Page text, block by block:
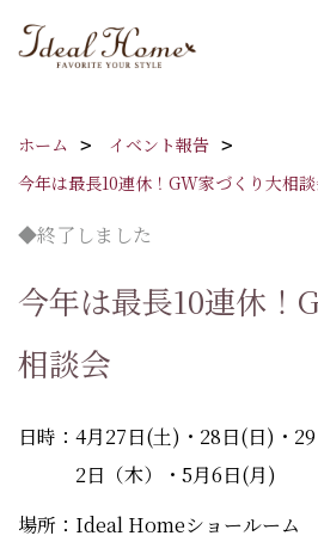
ホーム
イベント報告
今年は最長10連休！GW家づくり大相
◆終了しました
今年は最長10連休！
相談会
日時：4月27日(土)・28日(日)・
2日（木）・5月6日(月)
場所：Ideal Homeショールーム